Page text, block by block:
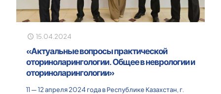
15.04.2024
«Актуальные вопросы практической
оториноларингологии. Общее в неврологии и
оториноларингологии»
11 — 12 апреля 2024 года в Республике Казахстан, г.